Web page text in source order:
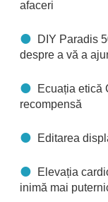
afaceri
DIY Paradis
despre a vă a
Ecuația etică
recompensă
Editarea
Elevația
inimă mai